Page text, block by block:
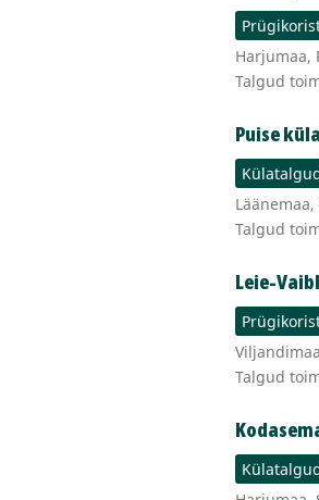
Harjumaa,
Talgud
Puise
Talgud
Leie-
Talgud